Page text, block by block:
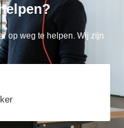
op weg te helpen. Wij zijn